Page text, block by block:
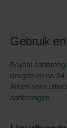
Gebruik
Royaal
drogen en na 24
Alleen voor
aanbrengen.